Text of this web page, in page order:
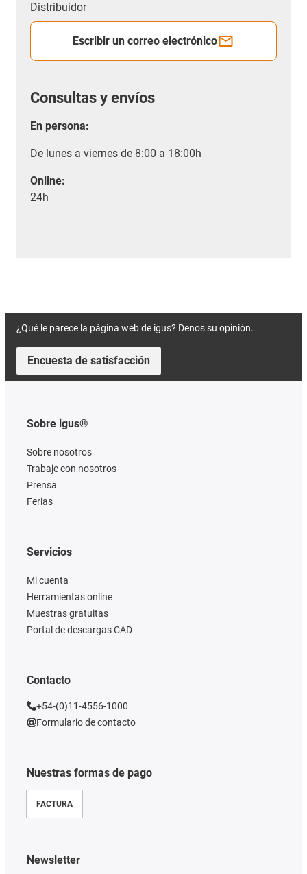
Distribuidor
Escribir un correo electrónico
Consultas y envíos
En persona:
De lunes a viernes de 8:00 a 18:00h
Online:
24h
¿Qué le parece la página web de igus? Denos su opinión.
Encuesta de satisfacción
Sobre igus®
Sobre nosotros
Trabaje con nosotros
Prensa
Ferias
Nuestras formas de pago
FACTURA
Servicios
Mi cuenta
Herramientas online
Muestras gratuitas
Portal de descargas CAD
Contacto
+54-(0)11-4556-1000
Formulario de contacto
Newsletter